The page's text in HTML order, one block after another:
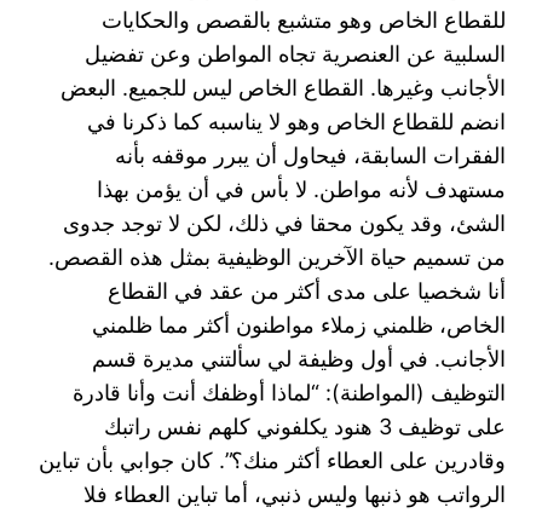
للقطاع الخاص وهو متشبع بالقصص والحكايات
السلبية عن العنصرية تجاه المواطن وعن تفضيل
الأجانب وغيرها. القطاع الخاص ليس للجميع. البعض
انضم للقطاع الخاص وهو لا يناسبه كما ذكرنا في
الفقرات السابقة، فيحاول أن يبرر موقفه بأنه
مستهدف لأنه مواطن. لا بأس في أن يؤمن بهذا
الشئ، وقد يكون محقا في ذلك، لكن لا توجد جدوى
من تسميم حياة الآخرين الوظيفية بمثل هذه القصص.
أنا شخصيا على مدى أكثر من عقد في القطاع
الخاص، ظلمني زملاء مواطنون أكثر مما ظلمني
الأجانب. في أول وظيفة لي سألتني مديرة قسم
التوظيف (المواطنة): “لماذا أوظفك أنت وأنا قادرة
على توظيف 3 هنود يكلفوني كلهم نفس راتبك
وقادرين على العطاء أكثر منك؟”. كان جوابي بأن تباين
الرواتب هو ذنبها وليس ذنبي، أما تباين العطاء فلا